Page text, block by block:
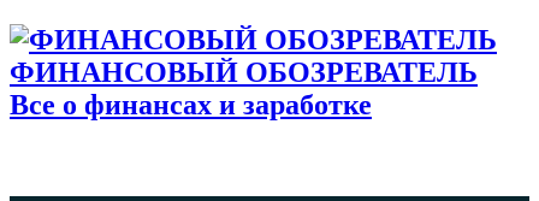
ФИНАНСОВЫЙ ОБОЗРЕВАТЕЛЬ
Все о финансах и заработке